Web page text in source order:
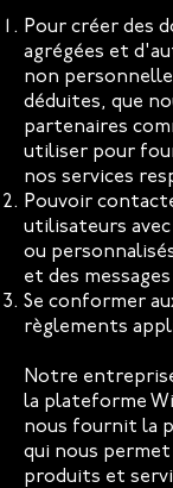
Pour créer des
agrégées et
non
déduites, que
partenaires
utiliser pour
nos services
Pouvoir
utilisateurs avec
ou
et des
Se conformer
règlements
Notre
la plateforme
nous fournit la
qui nous permet
produits et